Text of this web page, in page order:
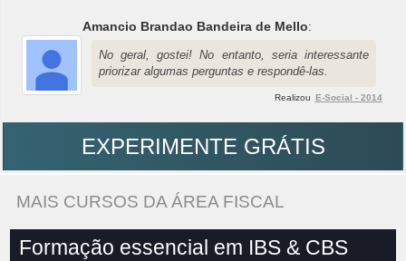
Amancio Brandao Bandeira de Mello:
No geral, gostei! No entanto, seria interessante
priorizar algumas perguntas e respondê-las.
Realizou E-Social - 2014
EXPERIMENTE GRÁTIS
MAIS CURSOS DA ÁREA FISCAL
Formação essencial em IBS & CBS